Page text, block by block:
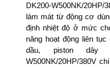
DK200-W500NK/
làm mát từ động cơ
định nhiệt độ ở mức
năng hoạt động liên
dầu, piston dây
W500NK/20HP/380V